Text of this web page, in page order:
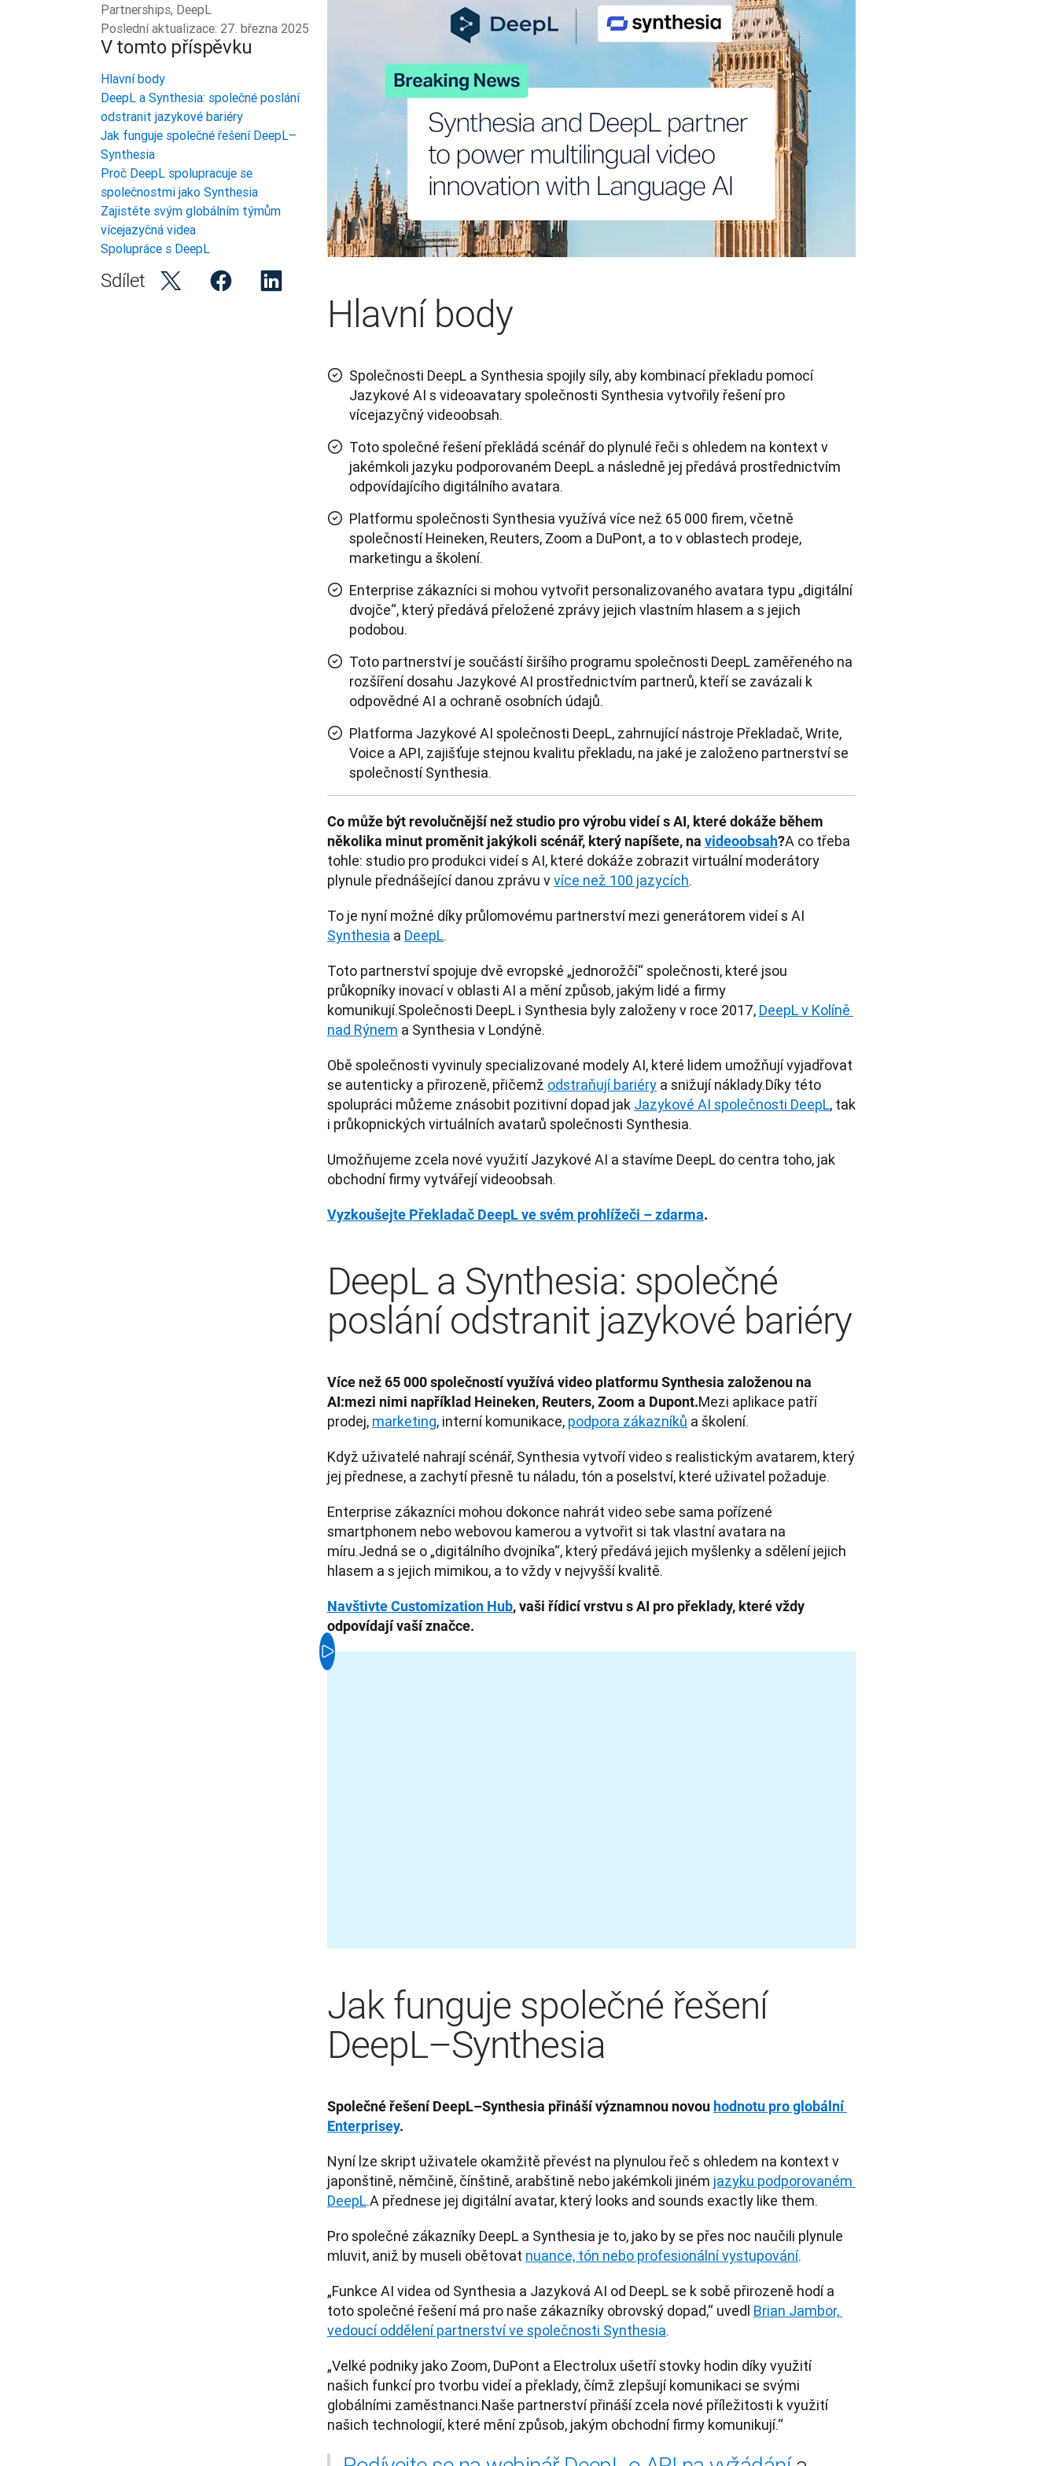
Hlavní body
Společnosti DeepL a Synthesia spojily síly, aby kombinací překladu pomocí
Jazykové AI s videoavatary společnosti Synthesia vytvořily řešení pro
vícejazyčný videoobsah.
Toto společné řešení překládá scénář do plynulé řeči s ohledem na kontext v
jakémkoli jazyku podporovaném DeepL a následně jej předává prostřednictvím
odpovídajícího digitálního avatara.
Platformu společnosti Synthesia využívá více než 65 000 firem, včetně
společností Heineken, Reuters, Zoom a DuPont, a to v oblastech prodeje,
marketingu a školení.
Enterprise zákazníci si mohou vytvořit personalizovaného avatara typu „digitální
dvojče“, který předává přeložené zprávy jejich vlastním hlasem a s jejich
podobou.
Toto partnerství je součástí širšího programu společnosti DeepL zaměřeného na
rozšíření dosahu Jazykové AI prostřednictvím partnerů, kteří se zavázali k
odpovědné AI a ochraně osobních údajů.
Platforma Jazykové AI společnosti DeepL, zahrnující nástroje Překladač, Write,
Voice a API, zajišťuje stejnou kvalitu překladu, na jaké je založeno partnerství se
společností Synthesia.
Co může být revolučnější než studio pro výrobu videí s AI, které dokáže během
několika minut proměnit jakýkoli scénář, který napíšete, na videoobsah?A co třeba
tohle: studio pro produkci videí s AI, které dokáže zobrazit virtuální moderátory
plynule přednášející danou zprávu v více než 100 jazycích.
Synthesia a DeepL.
Toto partnerství spojuje dvě evropské „jednorožčí“ společnosti, které jsou
průkopníky inovací v oblasti AI a mění způsob, jakým lidé a firmy
komunikují.Společnosti DeepL i Synthesia byly založeny v roce 2017, DeepL v Kolíně
nad Rýnem a Synthesia v Londýně.
Obě společnosti vyvinuly specializované modely AI, které lidem umožňují vyjadřovat
se autenticky a přirozeně, přičemž odstraňují bariéry a snižují náklady.Díky této
spolupráci můžeme znásobit pozitivní dopad jak Jazykové AI společnosti DeepL, tak
i průkopnických virtuálních avatarů společnosti Synthesia.
Umožňujeme zcela nové využití Jazykové AI a stavíme DeepL do centra toho, jak
obchodní firmy vytvářejí videoobsah.
Vyzkoušejte Překladač DeepL ve svém prohlížeči – zdarma.
DeepL a Synthesia: společné
poslání odstranit jazykové bariéry
Více než 65 000 společností využívá video platformu Synthesia založenou na
AI:mezi nimi například Heineken, Reuters, Zoom a Dupont.Mezi aplikace patří
prodej, marketing, interní komunikace, podpora zákazníků a školení.
Když uživatelé nahrají scénář, Synthesia vytvoří video s realistickým avatarem, který
jej přednese, a zachytí přesně tu náladu, tón a poselství, které uživatel požaduje.
Enterprise zákazníci mohou dokonce nahrát video sebe sama pořízené
smartphonem nebo webovou kamerou a vytvořit si tak vlastní avatara na
míru.Jedná se o „digitálního dvojníka“, který předává jejich myšlenky a sdělení jejich
hlasem a s jejich mimikou, a to vždy v nejvyšší kvalitě.
Navštivte Customization Hub, vaši řídicí vrstvu s AI pro překlady, které vždy
odpovídají vaší značce.
Jak funguje společné řešení
DeepL–Synthesia
Společné řešení DeepL–Synthesia přináší významnou novou hodnotu pro globální
Enterprisey.
Nyní lze skript uživatele okamžitě převést na plynulou řeč s ohledem na kontext v
japonštině, němčině, čínštině, arabštině nebo jakémkoli jiném jazyku podporovaném
DeepL.A přednese jej digitální avatar, který looks and sounds exactly like them.
Pro společné zákazníky DeepL a Synthesia je to, jako by se přes noc naučili plynule
mluvit, aniž by museli obětovat nuance, tón nebo profesionální vystupování.
„Funkce AI videa od Synthesia a Jazyková AI od DeepL se k sobě přirozeně hodí a
toto společné řešení má pro naše zákazníky obrovský dopad,“ uvedl Brian Jambor,
vedoucí oddělení partnerství ve společnosti Synthesia.
„Velké podniky jako Zoom, DuPont a Electrolux ušetří stovky hodin díky využití
našich funkcí pro tvorbu videí a překlady, čímž zlepšují komunikaci se svými
globálními zaměstnanci.Naše partnerství přináší zcela nové příležitosti k využití
našich technologií, které mění způsob, jakým obchodní firmy komunikují.“
Partnerships, DeepL
Poslední aktualizace: 27. března 2025
V tomto příspěvku
Hlavní body
DeepL a Synthesia: společné poslání
odstranit jazykové bariéry
Jak funguje společné řešení DeepL–
Synthesia
Proč DeepL spolupracuje se
společnostmi jako Synthesia
Zajistěte svým globálním týmům
vícejazyčná videa
Spolupráce s DeepL
Sdílet